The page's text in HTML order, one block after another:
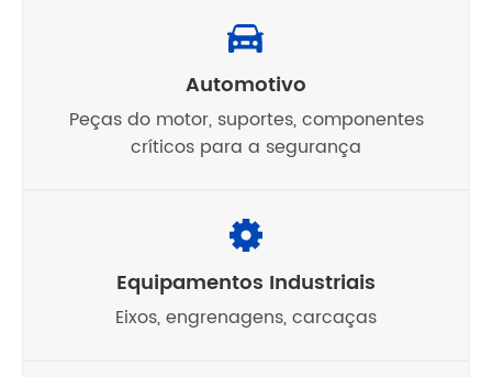
Automotivo
Peças do motor, suportes, componentes
críticos para a segurança
Equipamentos Industriais
Eixos, engrenagens, carcaças